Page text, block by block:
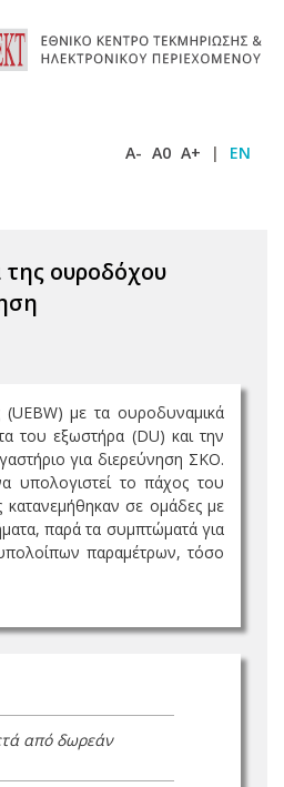
A- A0 A+ | EN
ουροδόχου
με τα ουροδυναμικά
του εξωστήρα (DU) και την
για διερεύνηση ΣΚΟ.
υπολογιστεί το πάχος του
σε ομάδες με
παρά τα συμπτώματά για
παραμέτρων, τόσο
από δωρεάν